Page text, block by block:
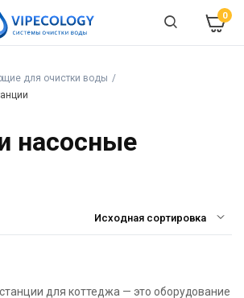
0
для очистки воды
насосные
для коттеджа — это оборудование